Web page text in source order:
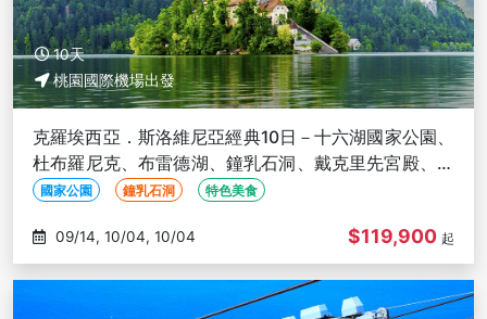
10天
桃園國際機場出發
克羅埃西亞．斯洛維尼亞經典10日－十六湖國家公園、
杜布羅尼克、布雷德湖、鐘乳石洞、戴克里先宮殿、亞
得里亞海珍珠
國家公園 鐘乳石洞 特色美食
09/14, 10/04, 10/04 $119,900 起